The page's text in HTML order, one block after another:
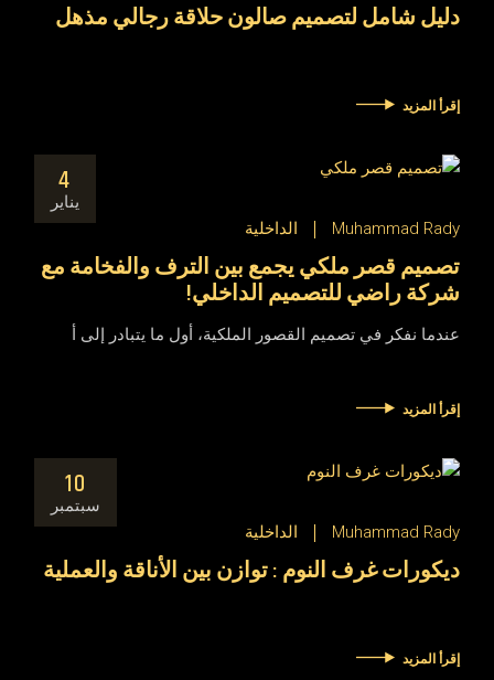
دليل شامل لتصميم صالون حلاقة رجالي مذهل
إقرأ المزيد
4
يناير
Muhammad Rady
الداخلية
تصميم قصر ملكي يجمع بين الترف والفخامة مع
شركة راضي للتصميم الداخلي!
عندما نفكر في تصميم القصور الملكية، أول ما يتبادر إلى أ
إقرأ المزيد
10
سبتمبر
Muhammad Rady
الداخلية
ديكورات غرف النوم : توازن بين الأناقة والعملية
إقرأ المزيد